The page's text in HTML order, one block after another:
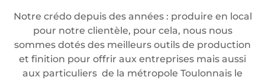
Notre crédo depuis des années : produire en local
pour notre clientèle, pour cela, nous nous
sommes dotés des meilleurs outils de production
et finition pour offrir aux entreprises mais aussi
aux particuliers de la métropole Toulonnais le